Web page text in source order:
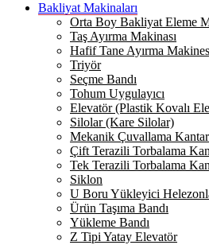
Bakliyat Makinaları
Orta Boy Bakliyat Eleme
Taş Ayırma Makinası
Hafif Tane Ayırma
Triyör
Seçme Bandı
Tohum Uygulayıcı
Elevatör (Plastik Kovalı
Silolar (Kare Silolar)
Mekanik Çuvallama
Çift Terazili Torbalama
Tek Terazili Torbalama
Siklon
U Boru Yükleyici
Ürün Taşıma Bandı
Yükleme Bandı
Z Tipi Yatay Elevatör